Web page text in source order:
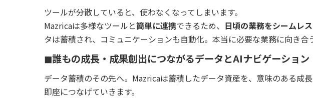
ツールが分散していると、使わなくなってしまいます。
Mazricaは多様なツールと簡単に連携できるため、 日頃の業務をシームレ
タは蓄積され、コミュニケーションも自動化。本当に必要な業務に向き合
◼︎誰もの成長・成果創出につながるデータとAIナビゲーション
データ蓄積のその先へ。Mazricaは蓄積したデータ資産を、意味のある成
即座につなげていきます。